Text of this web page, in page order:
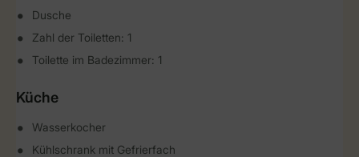
Dusche
Zahl der Toiletten: 1
Toilette im Badezimmer: 1
Küche
Wasserkocher
Kühlschrank mit Gefrierfach